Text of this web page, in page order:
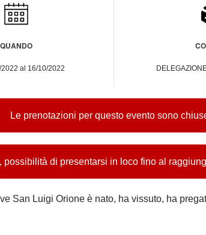
QUANDO
2022 al 16/10/2022
Le prenotazioni per questo evento sono
possibilità di presentarsi in loco fino al
San Luigi Orione è nato, ha vissuto, ha